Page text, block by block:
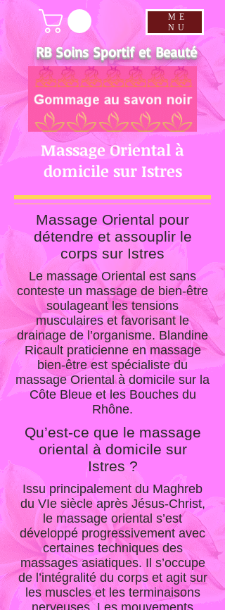
RB Soins Sportif et Beauté
ME
NU
Massage Oriental à
domicile sur Istres
Massage Oriental pour
détendre et assouplir le
corps sur Istres
Le massage Oriental est sans
conteste un massage de bien-être
soulageant les tensions
musculaires et favorisant le
drainage de l’organisme. Blandine
Ricault praticienne en massage
bien-être est spécialiste du
massage Oriental à domicile sur la
Côte Bleue et les Bouches du
Rhône.
Qu’est-ce que le massage
oriental à domicile sur
Istres ?
Issu principalement du Maghreb
du VIe siècle après Jésus-Christ,
le massage oriental s’est
développé progressivement avec
certaines techniques des
massages asiatiques. Il s’occupe
de l’intégralité du corps et agit sur
les muscles et les terminaisons
nerveuses. Les mouvements